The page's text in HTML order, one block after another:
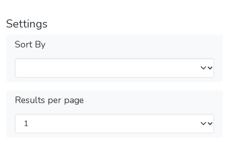
Settings
Sort By
Results per page